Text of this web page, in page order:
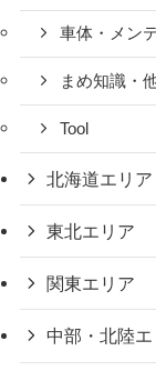
車体・メン
まめ知識・
Tool
北海道エリア
東北エリア
関東エリア
中部・北陸エ